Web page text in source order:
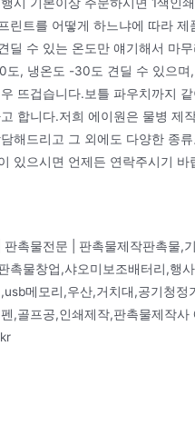
린트를 어떻게 하느냐에 따라 제
딜 수 있는 온도만 얘기해서 마
도, 냉온도 -30도 견딜 수 있으며
뜨겁습니다.보틀 파우치까지
합니다.저희 에이원은 물병 제
해드리고 그 외에도 다양한 종
있으시면 언제든 연락주시기 바
판촉물전문 | 판촉물제작판촉물,
촉물창업,샤오미보조배터리,행
메모리,우산,거치대,공기청정
,골프공,인쇄제작,판촉물제작사